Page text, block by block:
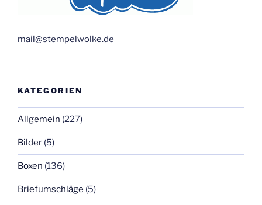
mail@stempelwolke.de
KATEGORIEN
Allgemein (227)
Bilder (5)
Boxen (136)
Briefumschläge (5)